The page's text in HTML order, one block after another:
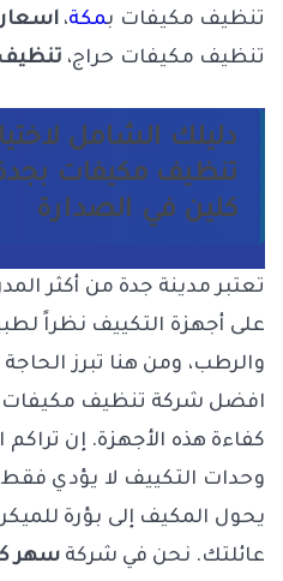
تنظيف مكيفات بمكة،
تنظيف مكيفات حراج،
دليلك الشامل
كلين في الصدارة
تعتبر مدينة جدة من أكثر
على أجهزة التكييف نظراً
والرطب، ومن هنا تبرز
افضل شركة تنظيف مكيفات
كفاءة هذه الأجهزة. إن تراكم
وحدات التكييف لا يؤدي فقط
يحول المكيف إلى بؤرة
عائلتك. نحن في شركة سهر